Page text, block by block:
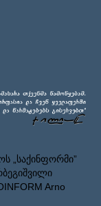
„საქინფორმი”
Arno